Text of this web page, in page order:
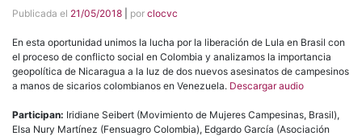
Publicada el 21/05/2018 por clocvc
En esta oportunidad unimos la lucha por la liberación de Lula en Brasil con
el proceso de conflicto social en Colombia y analizamos la importancia
geopolítica de Nicaragua a la luz de dos nuevos asesinatos de campesinos
a manos de sicarios colombianos en Venezuela. Descargar audio
Participan: Iridiane Seibert (Movimiento de Mujeres Campesinas, Brasil),
Elsa Nury Martínez (Fensuagro Colombia), Edgardo García (Asociación